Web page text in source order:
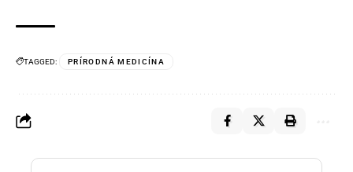
TAGGED: PRÍRODNÁ MEDICÍNA